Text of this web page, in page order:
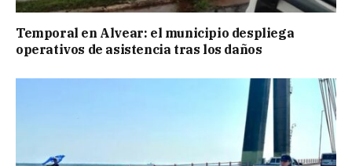
Temporal en Alvear: el municipio despliega
operativos de asistencia tras los daños